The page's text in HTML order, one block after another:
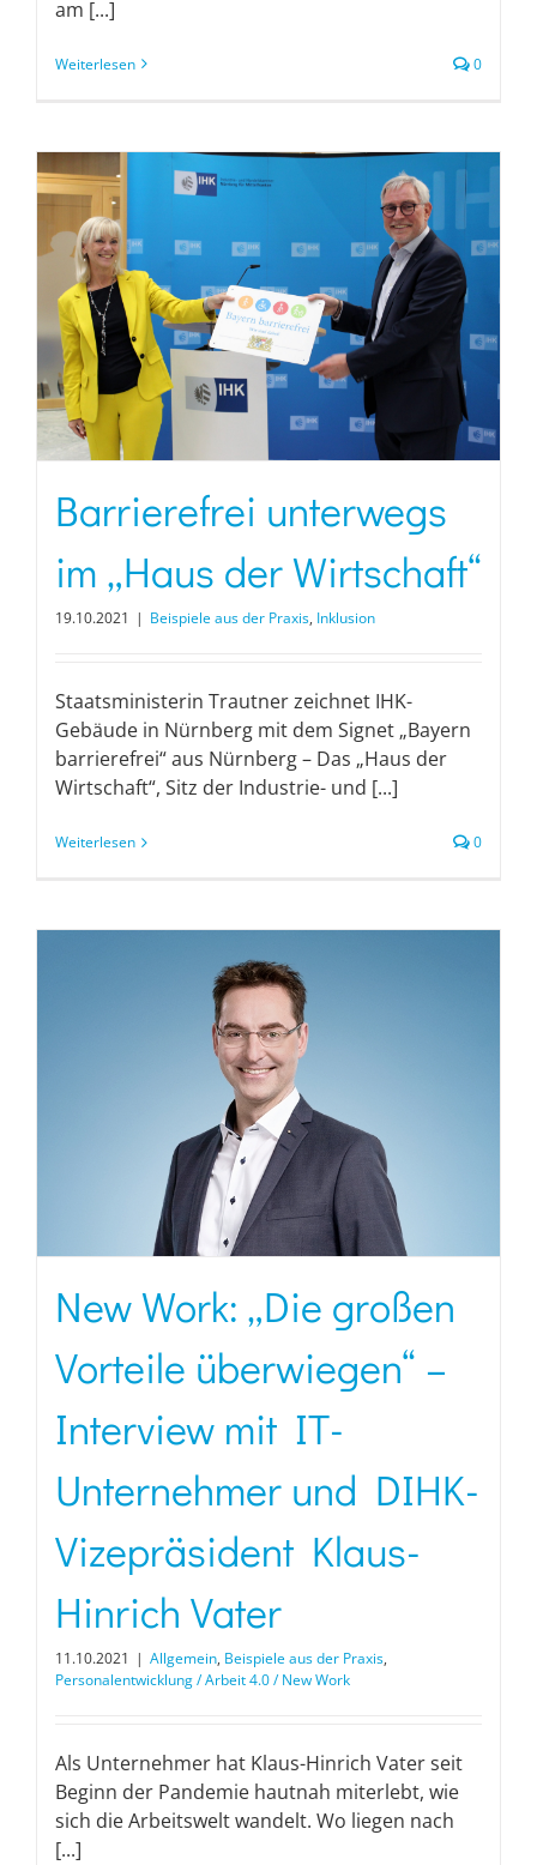
am [...]
Weiterlesen 0
Barrierefrei unterwegs
im „Haus der Wirtschaft“
19.10.2021 | Beispiele aus der Praxis, Inklusion
Staatsministerin Trautner zeichnet IHK-
Gebäude in Nürnberg mit dem Signet „Bayern
barrierefrei“ aus Nürnberg – Das „Haus der
Wirtschaft“, Sitz der Industrie- und [...]
Weiterlesen 0
New Work: „Die großen
Vorteile überwiegen“ –
Interview mit IT-
Unternehmer und DIHK-
Vizepräsident Klaus-
Hinrich Vater
11.10.2021 | Allgemein, Beispiele aus der Praxis,
Personalentwicklung / Arbeit 4.0 / New Work
Als Unternehmer hat Klaus-Hinrich Vater seit
Beginn der Pandemie hautnah miterlebt, wie
sich die Arbeitswelt wandelt. Wo liegen nach
[...]